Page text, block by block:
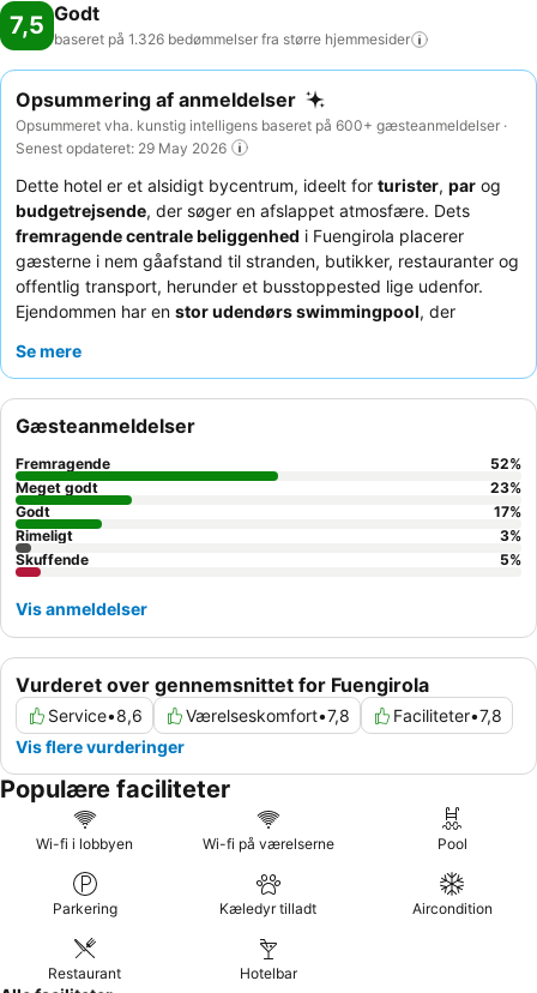
7,5 Godt
baseret på 1.326 bedømmelser fra større hjemmesider
Opsummering af anmeldelser
Opsummeret vha. kunstig intelligens baseret på 600+ gæsteanmeldelser ·
Senest opdateret: 29 May 2026
Dette hotel er et alsidigt bycentrum, ideelt for turister, par og
budgetrejsende, der søger en afslappet atmosfære. Dets
fremragende centrale beliggenhed i Fuengirola placerer
gæsterne i nem gåafstand til stranden, butikker, restauranter og
offentlig transport, herunder et busstoppested lige udenfor.
Ejendommen har en stor udendørs swimmingpool, der
roser konsekvent det
mere roligt ophold kan du overveje at anmode om et værelse,
der vender væk fra gaden.
Se mere
Vurderet over gennemsnittet for Fuengirola
Service•8,6 Værelseskomfort•7,8 Faciliteter•7,8
Vis flere vurderinger
Gæsteanmeldelser
Fremragende 52%
Meget godt
23%
Godt
17%
Rimeligt
3%
Skuffende
5%
Vis anmeldelser
Populære faciliteter
Wi-fi i lobbyen Wi-fi på værelserne Pool
Parkering Kæledyr tilladt Aircondition
Restaurant Hotelbar